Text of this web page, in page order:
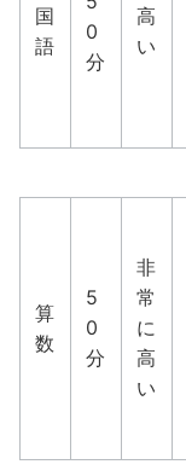
国
語
0
分
高
い
算
数
5
0
分
非
常
に
高
い